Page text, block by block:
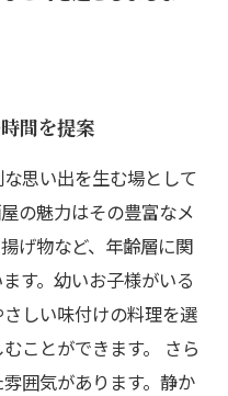
間を提案
思い出を生む場として
の魅力はその豊富なメ
げ物など、年齢層に関
す。幼いお子様がいる
しい味付けの料理を選
ことができます。 さら
囲気があります。静か